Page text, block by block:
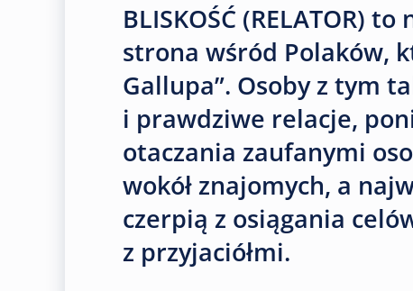
BLISKOŚĆ (RELATOR)
strona wśród Polaków,
Gallupa”. Osoby z tym
i prawdziwe relacje,
otaczania zaufanymi
wokół znajomych, a
czerpią z osiągania
z przyjaciółmi.